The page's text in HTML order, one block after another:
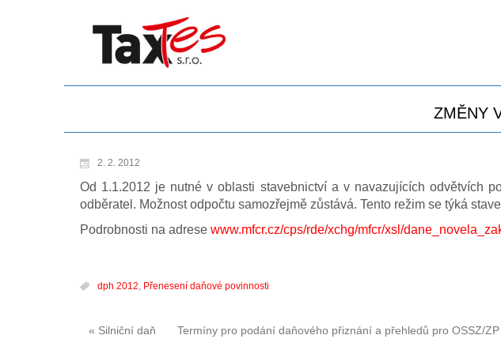
ZMĚNY
2. 2. 2012
Od 1.1.2012 je nutné v oblasti stavebnictví a v navazujících odvětvích
odběratel. Možnost odpočtu samozřejmě zůstává. Tento režim se týká
Podrobnosti na adrese www.mfcr.cz/cps/rde/xchg/mfcr/xsl/
dph 2012, Přenesení daňové povinnosti
« Silniční daň Termíny pro podání daňového přiznání a přehledů pro OSSZ/